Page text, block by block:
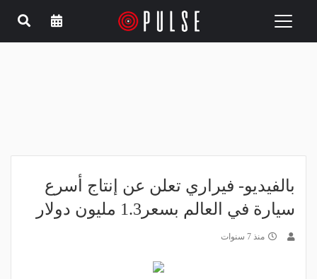
Toggle
بالفيديو- فيراري تعلن عن إنتاج أسرع
سيارة في العالم بسعر1.3 مليون دولار
منذ 7 سنوات